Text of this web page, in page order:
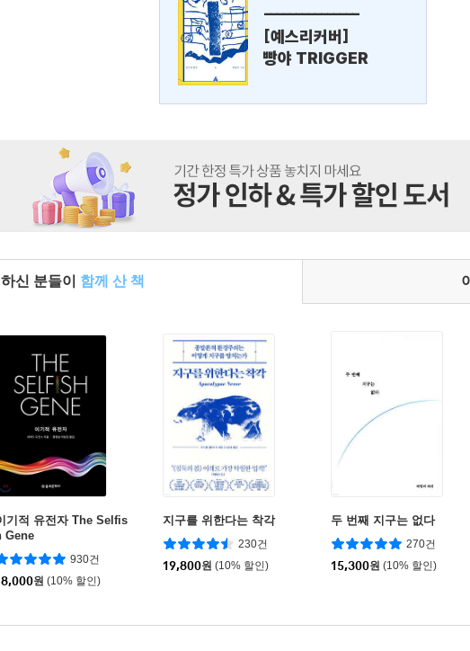
---------------
[예스리커버]
빵야 TRIGGER
신 분들이 함께 산 책
기적 유전자 The Selfis
Gene
930건
원 (10% 할인)
지구를 위한다는 착각
230건
19,800원 (10% 할인)
두 번째 지구는 없다
270건
15,300원 (10% 할인)